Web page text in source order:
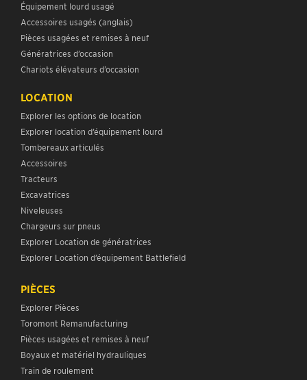
Équipement lourd usagé
Accessoires usagés (anglais)
Pièces usagées et remises à neuf
Génératrices d’occasion
Chariots élévateurs d’occasion
LOCATION
Explorer les options de location
Explorer location d’équipement lourd
Tombereaux articulés
Accessoires
Tracteurs
Excavatrices
Niveleuses
Chargeurs sur pneus
Explorer Location de génératrices
Explorer Location d’équipement Battlefield
PIÈCES
Explorer Pièces
Toromont Remanufacturing
Pièces usagées et remises à neuf
Boyaux et matériel hydrauliques
Train de roulement